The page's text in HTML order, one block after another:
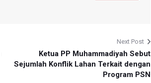
Next Post
Ketua PP Muhammadiyah Sebut
Sejumlah Konflik Lahan Terkait dengan
Program PSN